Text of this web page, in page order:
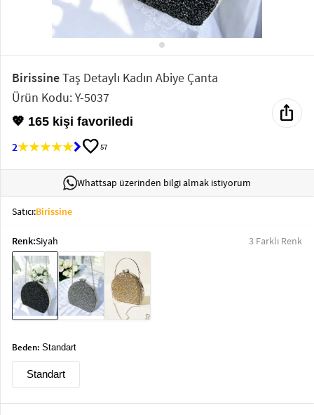
T-Shirt
Ev
Giyimkeyboard_arrow_down
keyboard_arrow_down
keyboard_arrow_down
BirissineTaş Detaylı Kadın Abiye Çanta
Ürün Kodu: Y-5037
💖 165 kişi favoriledi
2
favorite57
ios_share
Whattsap üzerinden bilgi almak istiyorum
Satıcı:Birissine
Renk:Siyah 3 Farklı Renk
Beden: Standart
Standart